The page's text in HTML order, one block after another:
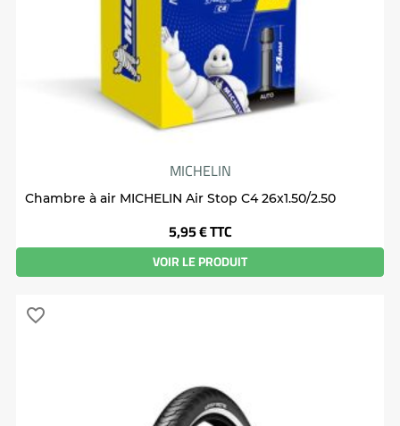
MICHELIN
Chambre à air MICHELIN Air Stop C4 26x1.50/2.50
Prix
5,95 €TTC
VOIR LE PRODUIT
favorite_border